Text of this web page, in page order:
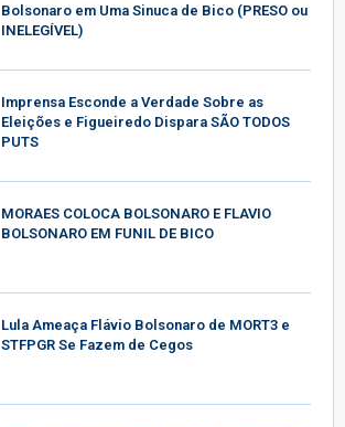
Bolsonaro em Uma Sinuca de Bico (PRESO ou
INELEGÍVEL)
Imprensa Esconde a Verdade Sobre as
Eleições e Figueiredo Dispara SÃO TODOS
PUTS
MORAES COLOCA BOLSONARO E FLAVIO
BOLSONARO EM FUNIL DE BICO
Lula Ameaça Flávio Bolsonaro de MORT3 e
STFPGR Se Fazem de Cegos